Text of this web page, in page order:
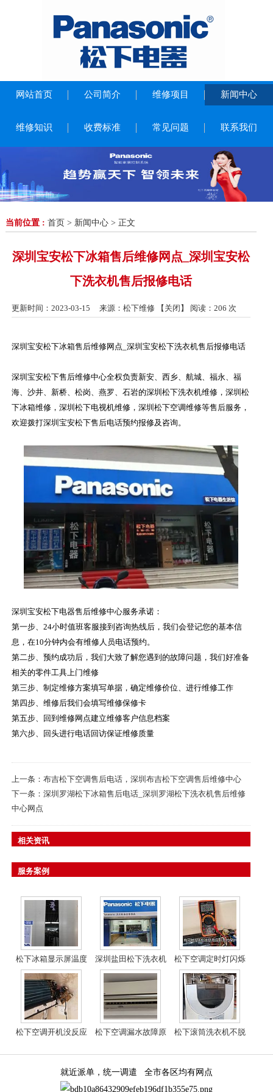
网站首页 公司简介 维修项目 新闻中心
维修知识 收费标准 常见问题 联系我们
当前位置 : 首页 > 新闻中心> 正文
深圳宝安松下冰箱售后维修网点_深圳宝安松
下洗衣机售后报修电话
更新时间：2023-03-15 来源：松下维修 【 关闭 】 阅读：206 次
深圳宝安松下冰箱售后维修网点_深圳宝安松下洗衣机售后报修电话
深圳宝安松下售后维修中心全权负责新安、西乡、航城、福永、福
海、沙井、新桥、松岗、燕罗、石岩的深圳松下洗衣机维修，深圳松
下冰箱维修，深圳松下电视机维修，深圳松下空调维修等售后服务，
欢迎拨打深圳宝安松下售后电话预约报修及咨询。
深圳宝安松下电器售后维修中心服务承诺：
第一步、24小时值班客服接到咨询热线后，我们会登记您的基本信
息，在10分钟内会有维修人员电话预约。
第二步、预约成功后，我们大致了解您遇到的故障问题，我们好准备
相关的零件工具上门维修
第三步、制定维修方案填写单据，确定维修价位、进行维修工作
第四步、维修后我们会填写维修保修卡
第五步、回到维修网点建立维修客户信息档案
第六步、回头进行电话回访保证维修质量
上一条：布吉松下空调售后电话，深圳布吉松下空调售后维修中心
下一条：深圳罗湖松下冰箱售后电话_深圳罗湖松下洗衣机售后维修
中心网点
相关资讯
服务案例
松下冰箱显示屏温度
一直闪烁解决方法
深圳盐田松下洗衣机
维修
松下空调定时灯闪烁
故障解决方法
松下空调开机没反应
松下空调漏水故障原
松下滚筒洗衣机不脱
就近派单，统一调遣 全市各区均有网点